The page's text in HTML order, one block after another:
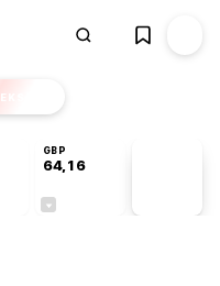
EKSTRA
GBP
64,16